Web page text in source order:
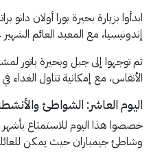
ابدأوا بزيارة بحيرة بورا أولان
إندونيسيا، مع المعبد العائم
ثم توجهوا إلى جبل وبحيرة باتور
الأنفاس، مع إمكانية تناول
اليوم العاشر: الشواطئ
خصصوا هذا اليوم للاستمتاع
وشاطئ جيمباران حيث يمكن للعائلة